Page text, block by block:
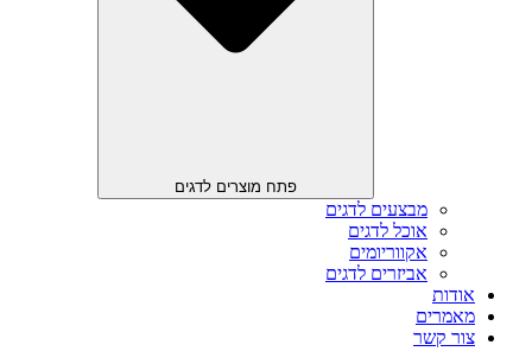
פתח מוצרים לדגים
מבצעים לדגים
אוכל לדגים
אקווריומים
אביזרים לדגים
אודות
מאמרים
צור קשר